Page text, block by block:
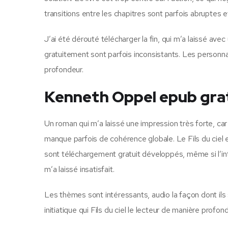
transitions entre les chapitres sont parfois abruptes
J’ai été dérouté télécharger la fin, qui m’a laissé
gratuitement sont parfois inconsistants. Les
profondeur.
Kenneth Oppel epub
Un roman qui m’a laissé une impression très forte,
manque parfois de cohérence globale. Le Fils du
sont téléchargement gratuit développés, même si
m’a laissé insatisfait.
Les thèmes sont intéressants, audio la façon dont
initiatique qui Fils du ciel le lecteur de manière